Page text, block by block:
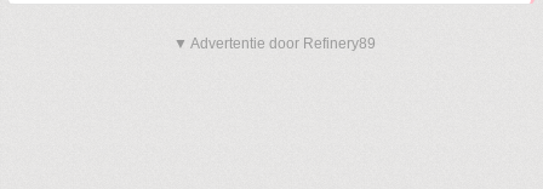
▼ Advertentie door Refinery89